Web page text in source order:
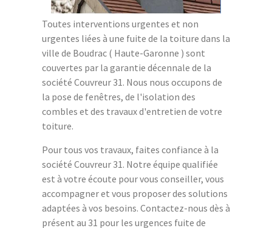
Toutes interventions urgentes et non
urgentes liées à une fuite de la toiture dans la
ville de Boudrac ( Haute-Garonne ) sont
couvertes par la garantie décennale de la
société Couvreur 31. Nous nous occupons de
la pose de fenêtres, de l'isolation des
combles et des travaux d'entretien de votre
toiture.
Pour tous vos travaux, faites confiance à la
société Couvreur 31. Notre équipe qualifiée
est à votre écoute pour vous conseiller, vous
accompagner et vous proposer des solutions
adaptées à vos besoins. Contactez-nous dès à
présent au 31 pour les urgences fuite de